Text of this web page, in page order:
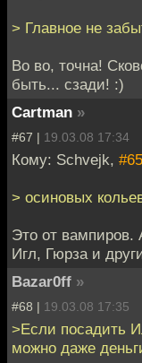
> Главное не
Во во, точна!
быть... сзади! :)
Cartman »
#67 | 19.03.08 17:34
Кому: Schvejk, #65
> осиновых
Это от вампиров.
Игл, Гюрза и
Bazar0ff »
#68 | 19.03.08 17:35
>Если посадить
можно даже